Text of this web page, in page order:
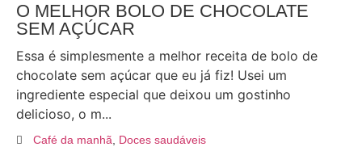
O MELHOR BOLO DE CHOCOLATE
SEM AÇÚCAR
Essa é simplesmente a melhor receita de bolo de
chocolate sem açúcar que eu já fiz! Usei um
ingrediente especial que deixou um gostinho
delicioso, o m...
Café da manhã Doces saudáveis